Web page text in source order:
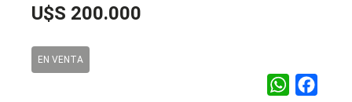
U$S 200.000
EN VENTA
WhatsApp